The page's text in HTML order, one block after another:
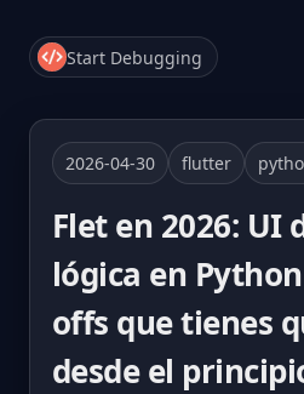
Start Debugging
2026-04-30 flutter
Flet en 2026: UI
lógica en
offs que tienes
desde el